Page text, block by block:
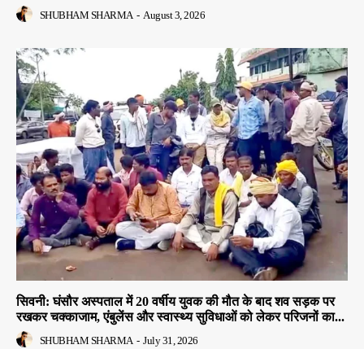
SHUBHAM SHARMA - August 3, 2026
सिवनी: घंसौर अस्पताल में 20 वर्षीय युवक की मौत के बाद शव सड़क पर
रखकर चक्काजाम, एंबुलेंस और स्वास्थ्य सुविधाओं को लेकर परिजनों का...
SHUBHAM SHARMA - July 31, 2026